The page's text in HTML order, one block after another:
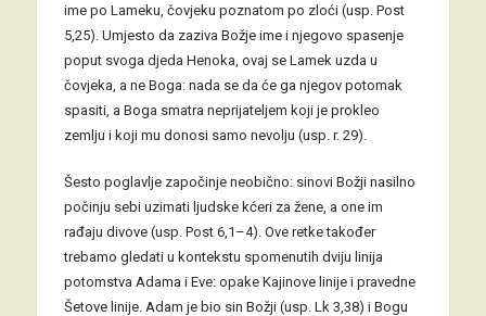
ime po Lameku, čovjeku poznatom po zloći (usp. Post
5,25). Umjesto da zaziva Božje ime i njegovo spasenje
poput svoga djeda Henoka, ovaj se Lamek uzda u
čovjeka, a ne Boga: nada se da će ga njegov potomak
spasiti, a Boga smatra neprijateljem koji je prokleo
zemlju i koji mu donosi samo nevolju (usp. r. 29).
Šesto poglavlje započinje neobično: sinovi Božji nasilno
počinju sebi uzimati ljudske kćeri za žene, a one im
rađaju divove (usp. Post 6,1–4). Ove retke također
trebamo gledati u kontekstu spomenutih dviju linija
potomstva Adama i Eve: opake Kajinove linije i pravedne
Šetove linije. Adam je bio sin Božji (usp. Lk 3,38) i Bogu